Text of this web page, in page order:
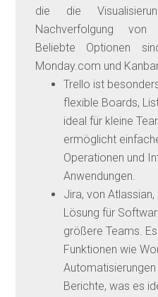
die die
Nachverfolgung von
Beliebte Optionen
Monday.com und
Trello ist
flexible Boards,
ideal für kleine
ermöglicht
Operationen und
Anwendungen.
Jira, von
Lösung für
größere Teams.
Funktionen wie
Berichte, was es